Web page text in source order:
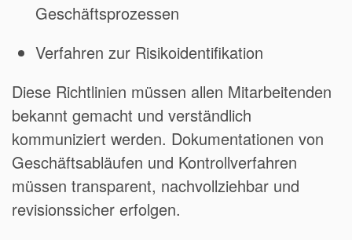
Geschäftsprozessen
Verfahren zur Risikoidentifikation
Diese Richtlinien müssen allen Mitarbeitenden
bekannt gemacht und verständlich
kommuniziert werden. Dokumentationen von
Geschäftsabläufen und Kontrollverfahren
müssen transparent, nachvollziehbar und
revisionssicher erfolgen.